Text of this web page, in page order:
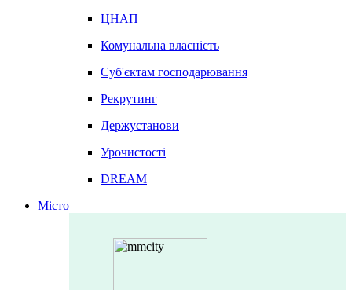
ЦНАП
Комунальна власність
Суб'єктам господарювання
Рекрутинг
Держустанови
Урочистості
DREAM
Місто